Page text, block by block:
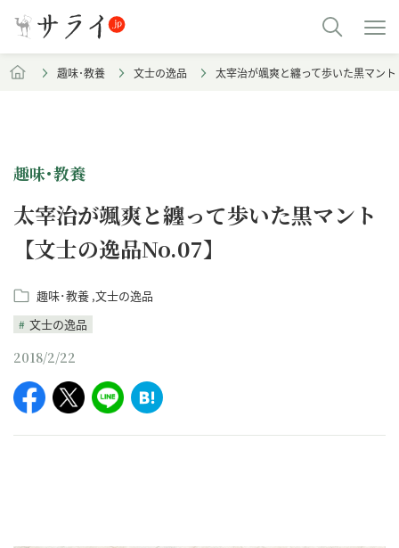
趣味･教養 文士の逸品 太宰治が颯爽と纏って歩いた黒マン
趣味･教養
太宰治が颯爽と纏って歩いた黒マント
【文士の逸品No.07】
趣味･教養 文士の逸品
文士の逸品
2018/2/22